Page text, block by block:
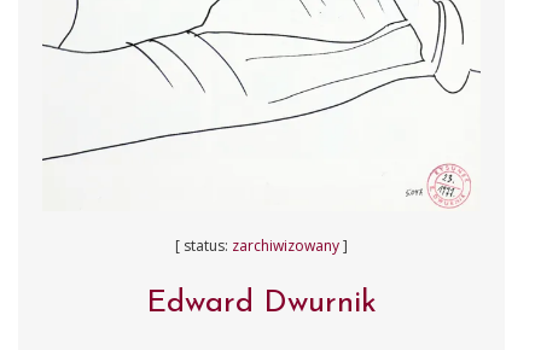
[ status: zarchiwizowany]
Edward Dwurnik